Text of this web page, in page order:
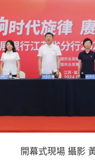
開幕式現場 攝影